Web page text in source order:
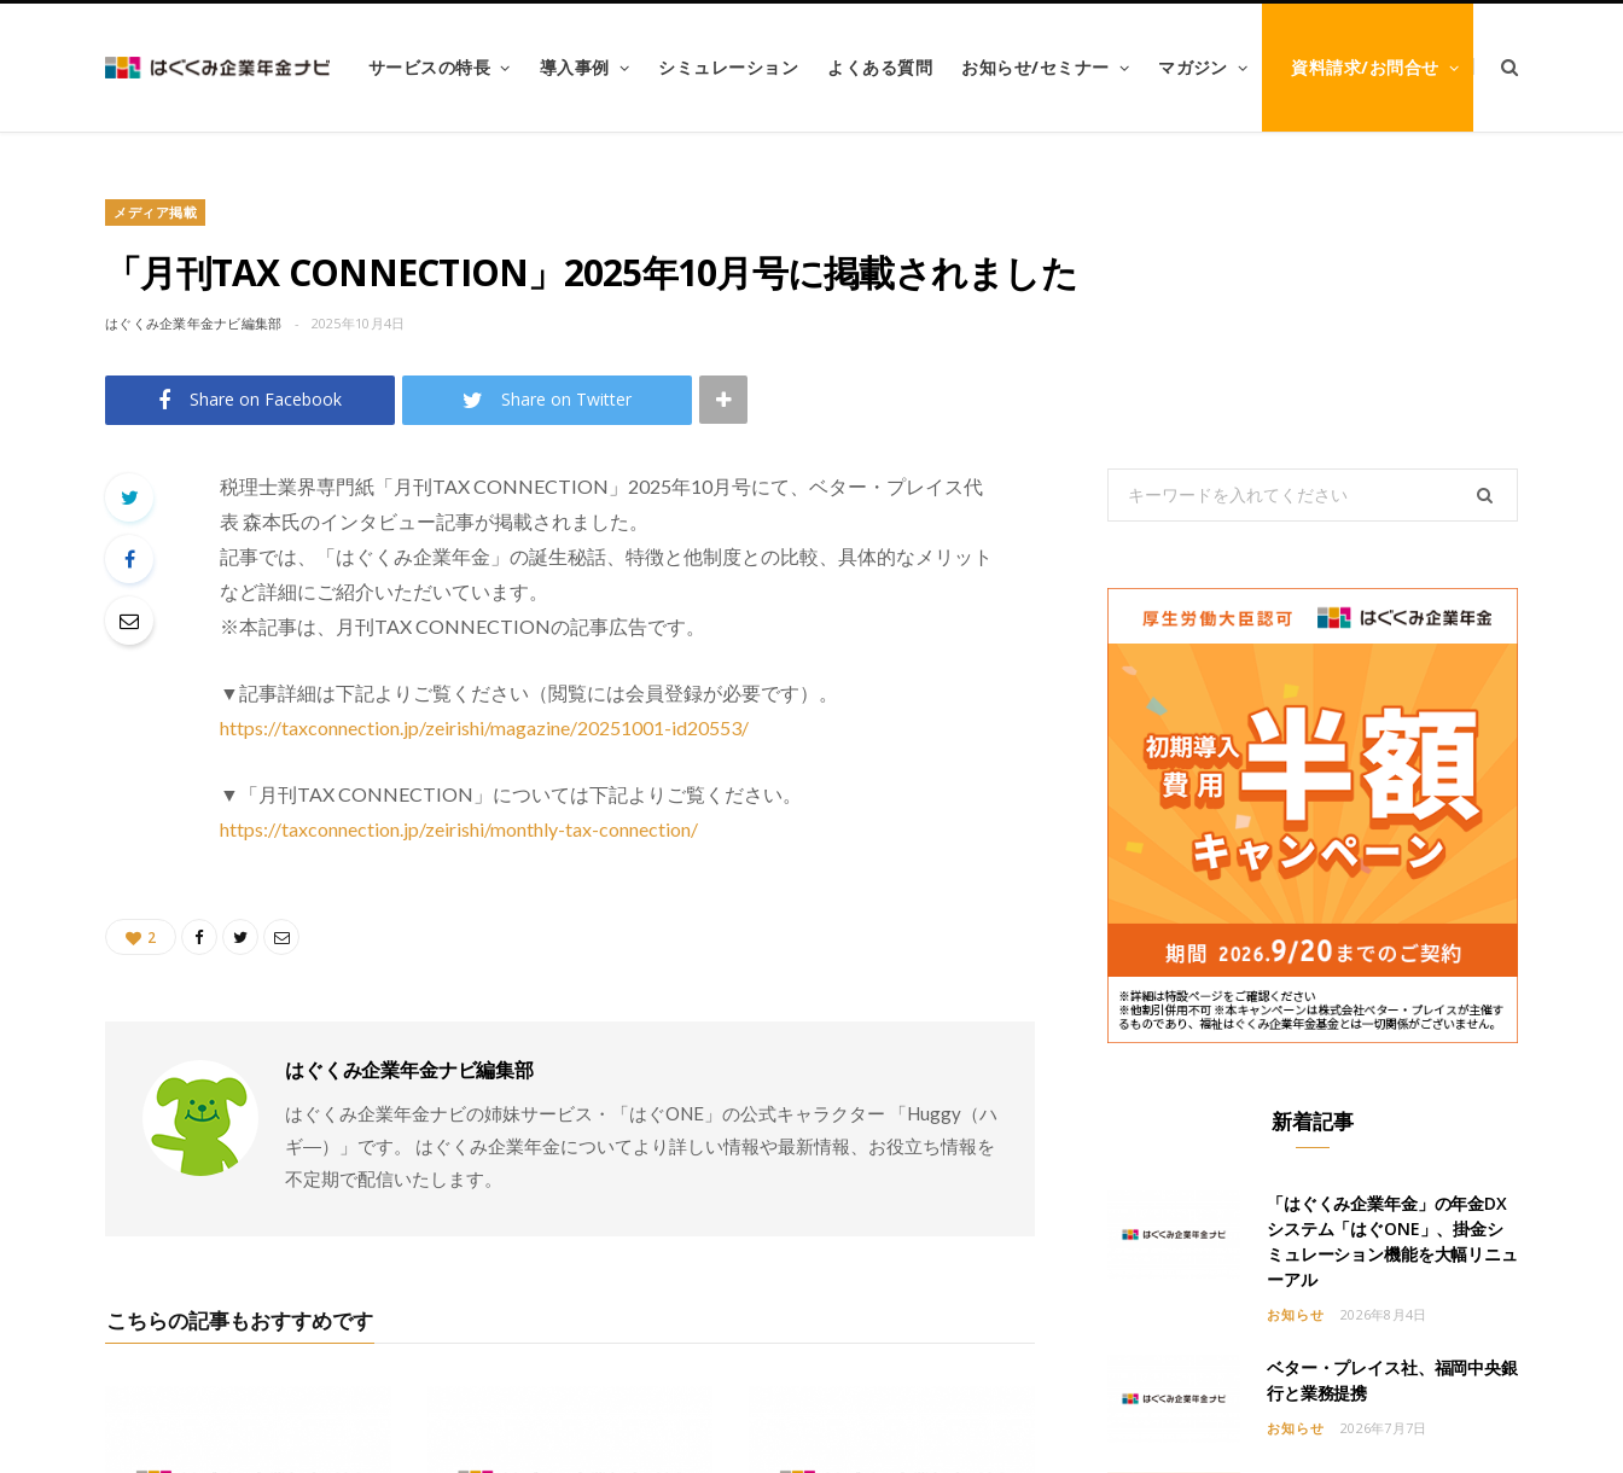
サービスの特長 導入事例 シミュレーション よくある質問 お知らせ/セミナー マガジン 資料請求/お問合せ
メディア掲載
「月刊TAX CONNECTION」2025年10月号に掲載されました
はぐくみ企業年金ナビ編集部 2025年10月4日
Share on Facebook Share on Twitter
税理士業界専門紙「月刊TAX CONNECTION」2025年10月号にて、ベター・プレイス代
表 森本氏のインタビュー記事が掲載されました 。
記事では、「はぐくみ企業年金」の誕生秘話、特徴と他制度との比較、具体的なメリット
など詳細にご紹介いただいています。
※本記事は、月刊TAX CONNECTIONの記事広告です。
▼記事詳細は下記よりご覧ください（閲覧には会員登録が必要です）。
https://taxconnection.jp/zeirishi/magazine/20251001-id20553/
▼「月刊TAX CONNECTION」については下記よりご覧ください。
https://taxconnection.jp/zeirishi/monthly-tax-connection/
2
はぐくみ企業年金ナビ編集部
はぐくみ企業年金ナビの姉妹サービス・「はぐONE」の公式キャラクター 「Huggy（ハ
ギ―）」です。 はぐくみ企業年金についてより詳しい情報や最新情報、お役立ち情報を
不定期で配信いたします。
こちらの記事もおすすめです
新着記事
「はぐくみ企業年金」の年金DX
システム「はぐONE」、掛金シ
ミュレーション機能を大幅リニュ
ーアル
お知らせ 2026年8月4日
ベター・プレイス社、福岡中央銀
行と業務提携
お知らせ 2026年7月7日